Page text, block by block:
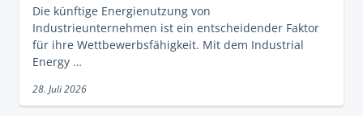
Die künftige Energienutzung von
Industrieunternehmen ist ein entscheidender Faktor
für ihre Wettbewerbsfähigkeit. Mit dem Industrial
Energy …
28. Juli 2026